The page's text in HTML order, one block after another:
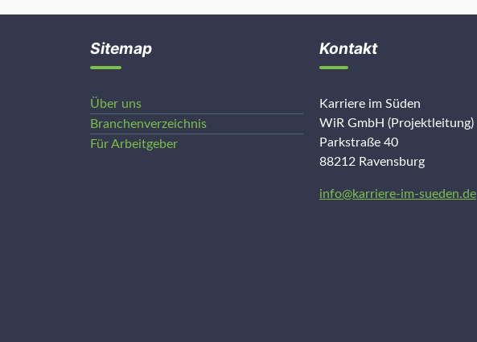
Sitemap
Über uns
Branchenverzeichnis
Für Arbeitgeber
Kontakt
Karriere im Süden
WiR GmbH (Projektleitung)
Parkstraße 40
88212 Ravensburg
info@karriere-im-sueden.de